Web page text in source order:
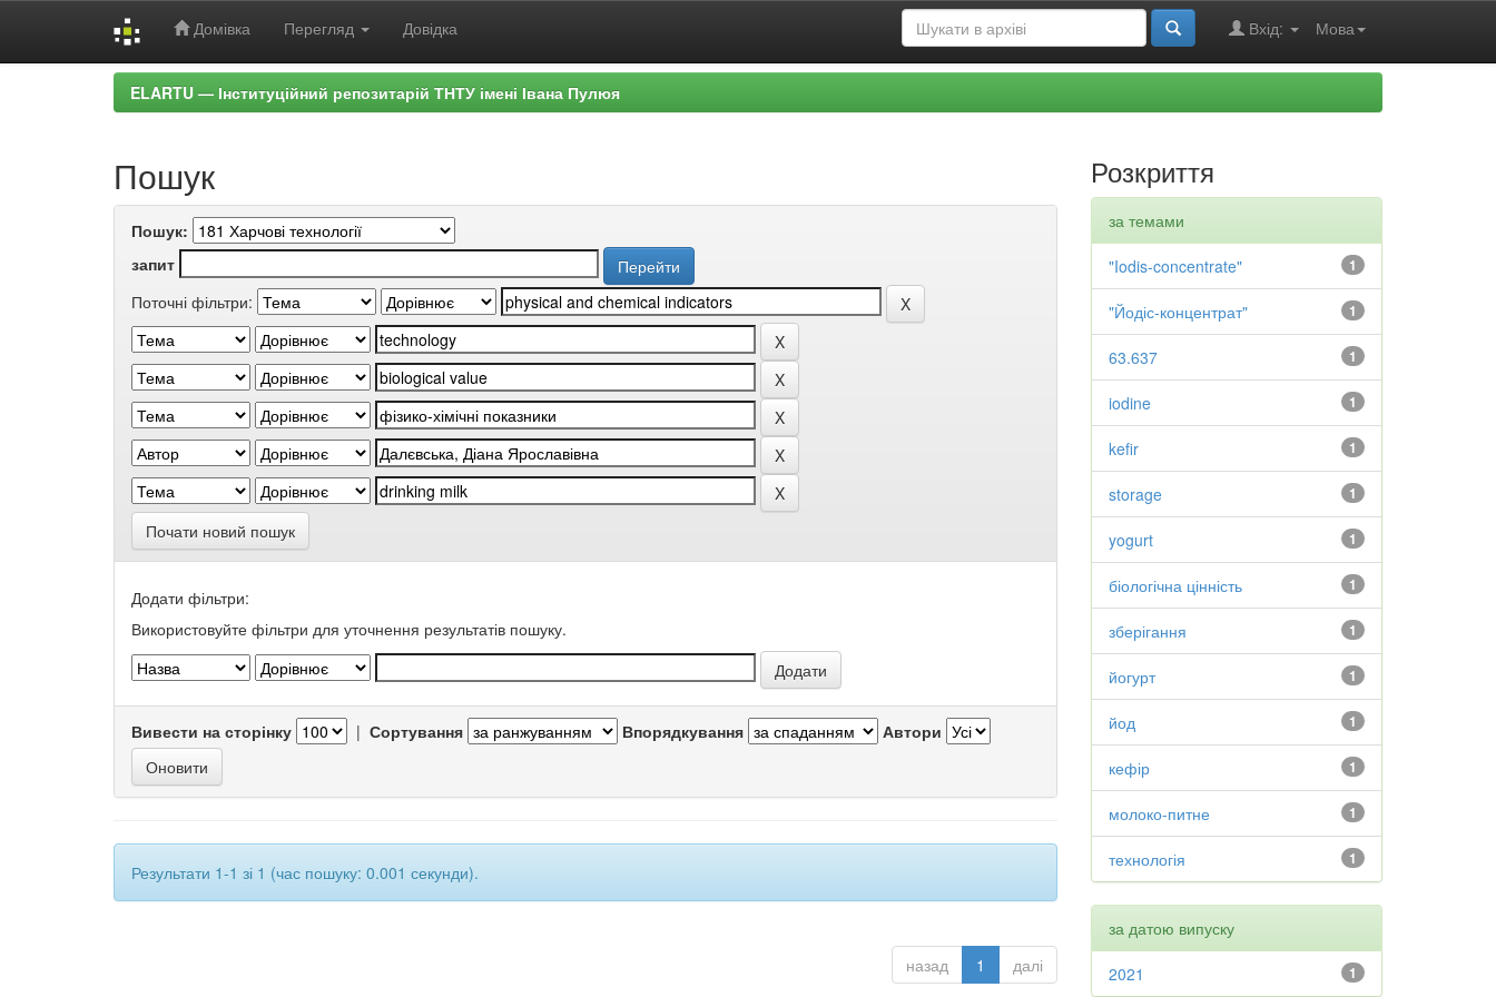
Домівка Перегляд Довідка Мова
Вхід:
ELARTU — Інституційний репозитарій ТНТУ імені Івана Пулюя
Пошук
Пошук:
запит
Поточні фільтри:
Почати новий пошук
Додати фільтри:
Використовуйте фільтри для уточнення результатів пошуку.
Вивести на сторінку | Сортування Впорядкування Автори
Результати 1-1 зі 1 (час пошуку: 0.001 секунди).
назад 1 далі
Розкриття
за темами
1
"Iodis-concentrate"
1
"Йодіс-концентрат"
1
63.637
1
iodine
1
kefir
1
storage
1
yogurt
1
біологічна цінність
1
зберігання
1
йогурт
1
йод
1
кефір
1
молоко-питне
1
технологія
за датою випуску
1
2021